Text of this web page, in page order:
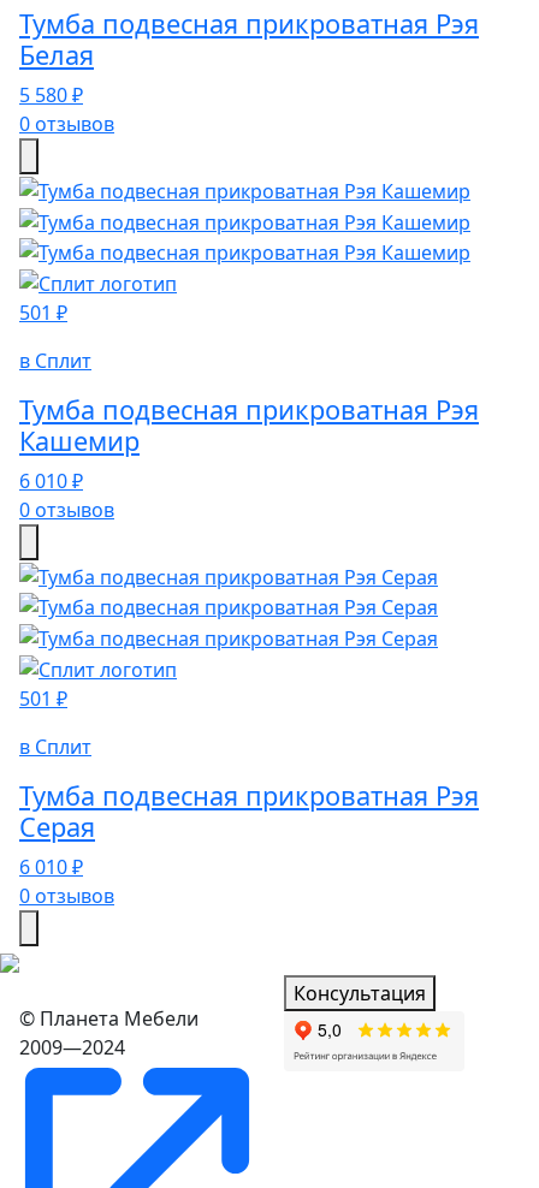
Тумба подвесная прикроватная Рэя
Белая
5 580 ₽
0 отзывов
501 ₽
в Сплит
Тумба подвесная прикроватная Рэя
Кашемир
6 010 ₽
0 отзывов
501 ₽
в Сплит
Тумба подвесная прикроватная Рэя
Серая
6 010 ₽
0 отзывов
© Планета Мебели
2009—2024
Консультация